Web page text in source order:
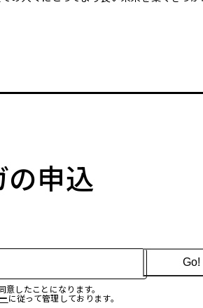
の申込
したことになります。
に従って管理しております。
Go!